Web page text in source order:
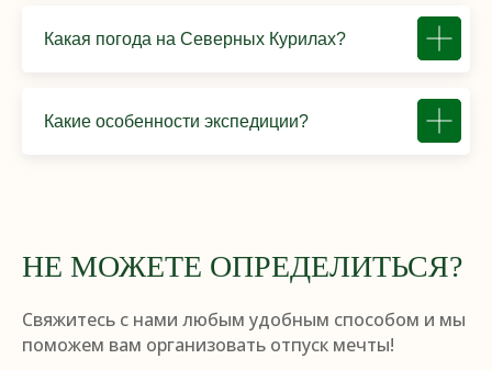
Какая погода на Северных Курилах?
Какие особенности экспедиции?
НЕ МОЖЕТЕ ОПРЕДЕЛИТЬСЯ?
Свяжитесь с нами любым удобным способом и мы
поможем вам организовать отпуск мечты!